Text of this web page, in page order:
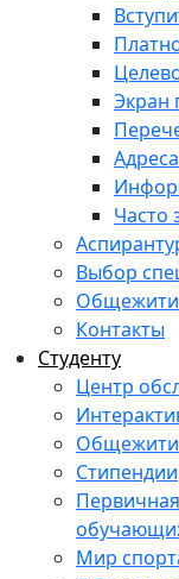
Экран
Часто
Выбор
Контакты
Студенту
Центр
Стипендии
Мир